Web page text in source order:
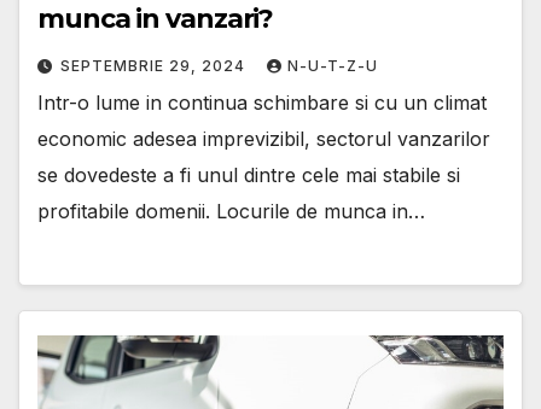
munca in vanzari?
SEPTEMBRIE 29, 2024 N-U-T-Z-U
Intr-o lume in continua schimbare si cu un climat
economic adesea imprevizibil, sectorul vanzarilor
se dovedeste a fi unul dintre cele mai stabile si
profitabile domenii. Locurile de munca in…